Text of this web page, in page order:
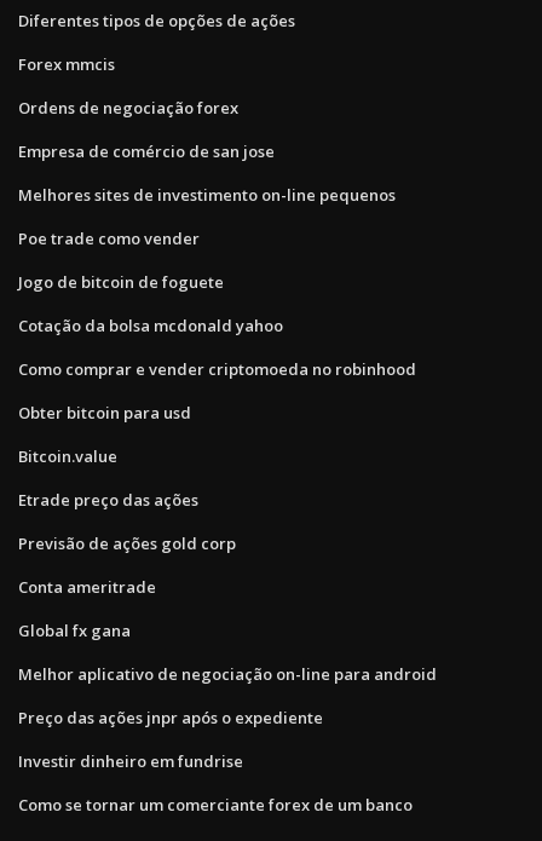
Diferentes tipos de opções de ações
Forex mmcis
Ordens de negociação forex
Empresa de comércio de san jose
Melhores sites de investimento on-line pequenos
Poe trade como vender
Jogo de bitcoin de foguete
Cotação da bolsa mcdonald yahoo
Como comprar e vender criptomoeda no robinhood
Obter bitcoin para usd
Bitcoin.value
Etrade preço das ações
Previsão de ações gold corp
Conta ameritrade
Global fx gana
Melhor aplicativo de negociação on-line para android
Preço das ações jnpr após o expediente
Investir dinheiro em fundrise
Como se tornar um comerciante forex de um banco